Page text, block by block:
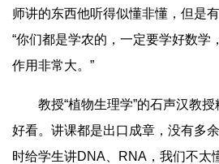
师讲的东西他听得似懂非懂，但是
“你们都是学农的，一定要学好数学
作用非常大。”
教授“植物生理学”的石声汉教授
好看。讲课都是出口成章，没有多
时给学生讲DNA、RNA，我们不太